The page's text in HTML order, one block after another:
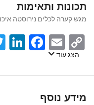
תכונות ותאימות
מגש קערה לכלים נירוסטה
Copy
Link
Email
הצג עוד
מידע נוסף